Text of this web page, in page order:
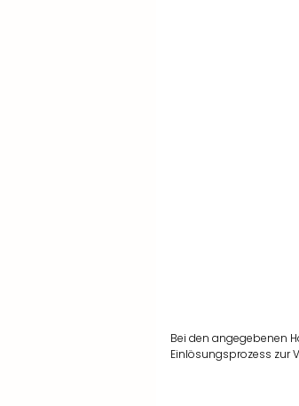
Bei den angegebenen
Einlösungsprozess zur